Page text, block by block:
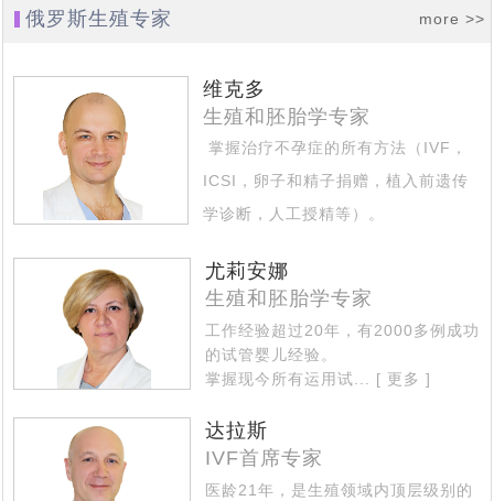
俄罗斯生殖专家 more >>
维克多
生殖和胚胎学专家
掌握治疗不孕症的所有方法（IVF，
ICSI，卵子和精子捐赠，植入前遗传
学诊断，人工授精等）。
杂情况... [ 更多 ]
尤莉安娜
生殖和胚胎学专家
工作经验超过20年，有2000多例成功
的试管婴儿经验。
掌握现今所有运用试... [ 更多 ]
达拉斯
IVF首席专家
医龄21年，是生殖领域内顶层级别的